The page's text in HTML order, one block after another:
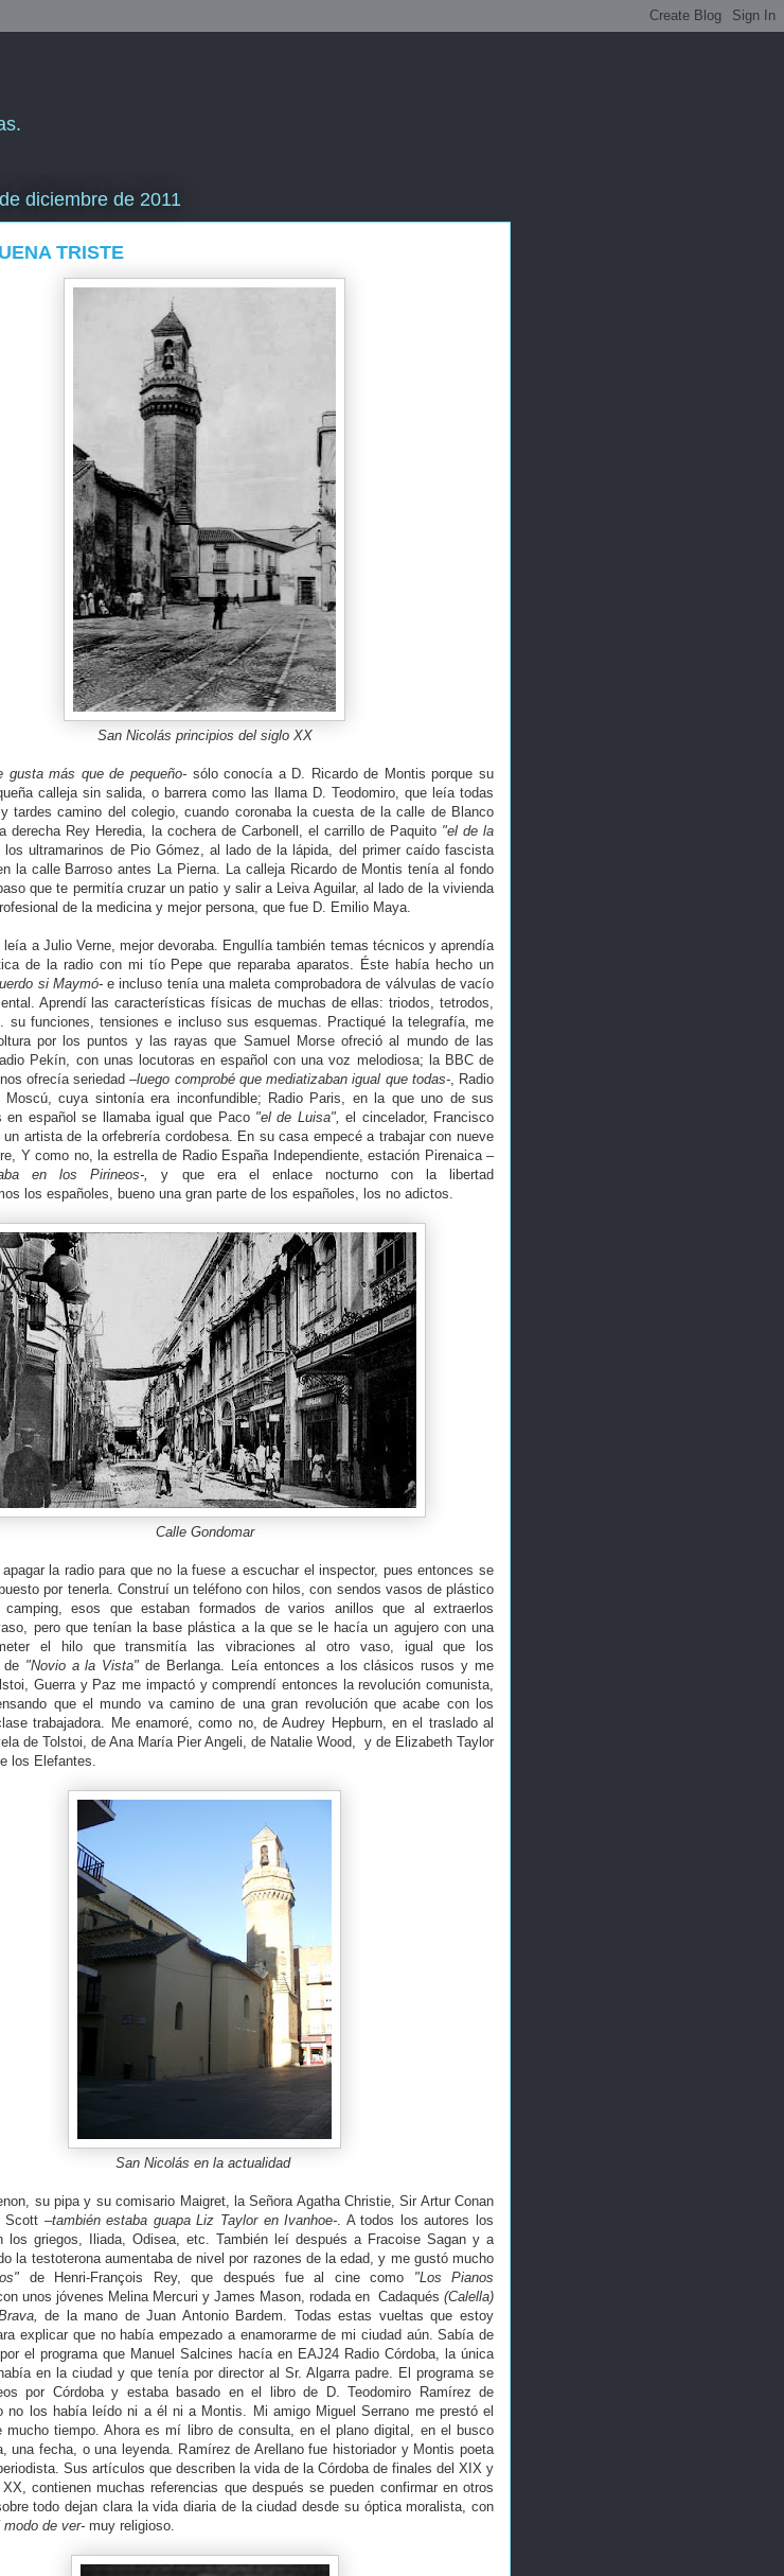
diciembre de 2011
TRISTE
San Nicolás principios del siglo XX
gusta más que de pequeño-sólo conocía a D. Ricardo de Montis porque su
calleja sin salida, o barrera como las llama D. Teodomiro, que leía todas
tardes camino del colegio, cuando coronaba la cuesta de la calle de Blanco
derecha Rey Heredia, la cochera de Carbonell, el carrillo de Paquito "el de la
los ultramarinos de Pio Gómez, al lado de la lápida, del primer caído fascista
la calle Barroso antes La Pierna. La calleja Ricardo de Montis tenía al fondo
que te permitía cruzar un patio y salir a Leiva Aguilar, al lado de la vivienda
de la medicina y mejor persona, que fue D. Emilio Maya.
leía a Julio Verne, mejor devoraba. Engullía también temas técnicos y aprendía
de la radio con mi tío Pepe que reparaba aparatos. Éste había hecho un
si Maymó-e incluso tenía una maleta comprobadora de válvulas de vacío
Aprendí las características físicas de muchas de ellas: triodos, tetrodos,
su funciones, tensiones e incluso sus esquemas. Practiqué la telegrafía, me
por los puntos y las rayas que Samuel Morse ofreció al mundo de las
Pekín, con unas locutoras en español con una voz melodiosa; la BBC de
ofrecía seriedad–luego comprobé que mediatizaban igual que todas-, Radio
Moscú, cuya sintonía era inconfundible; Radio Paris, en la que uno de sus
en español se llamaba igual que Paco "el de Luisa", el cincelador, Francisco
un artista de la orfebrería cordobesa. En su casa empecé a trabajar con nueve
Y como no, la estrella de Radio España Independiente, estación Pirenaica –
en los Pirineos-,
y que era el enlace nocturno con la libertad
los españoles, bueno una gran parte de los españoles, los no adictos.
Calle Gondomar
apagar la radio para que no la fuese a escuchar el inspector, pues entonces se
por tenerla. Construí un teléfono con hilos, con sendos vasos de plástico
camping, esos que estaban formados de varios anillos que al extraerlos
pero que tenían la base plástica a la que se le hacía un agujero con una
el hilo que transmitía las vibraciones al otro vaso, igual que los
de "Novio a la Vista" de Berlanga. Leía entonces a los clásicos rusos y me
Guerra y Paz me impactó y comprendí entonces la revolución comunista,
que el mundo va camino de una gran revolución que acabe con los
trabajadora. Me enamoré, como no, de Audrey Hepburn, en el traslado al
de Tolstoi, de Ana María Pier Angeli, de Natalie Wood, y de Elizabeth Taylor
los Elefantes.
San Nicolás en la actualidad
su pipa y su comisario Maigret, la Señora Agatha Christie, Sir Artur Conan
Scott –también estaba guapa Liz Taylor en Ivanhoe-. A todos los autores los
los griegos, Iliada, Odisea, etc. También leí después a Fracoise Sagan y a
la testoterona aumentaba de nivel por razones de la edad, y me gustó mucho
de Henri-François Rey, que después fue al cine como "Los Pianos
unos jóvenes Melina Mercuri y James Mason, rodada en Cadaqués (Calella)
de la mano de Juan Antonio Bardem. Todas estas vueltas que estoy
explicar que no había empezado a enamorarme de mi ciudad aún. Sabía de
el programa que Manuel Salcines hacía en EAJ24 Radio Córdoba, la única
en la ciudad y que tenía por director al Sr. Algarra padre. El programa se
por Córdoba y estaba basado en el libro de D. Teodomiro Ramírez de
no los había leído ni a él ni a Montis. Mi amigo Miguel Serrano me prestó el
mucho tiempo. Ahora es mí libro de consulta, en el plano digital, en el busco
una fecha, o una leyenda. Ramírez de Arellano fue historiador y Montis poeta
Sus artículos que describen la vida de la Córdoba de finales del XIX y
contienen muchas referencias que después se pueden confirmar en otros
todo dejan clara la vida diaria de la ciudad desde su óptica moralista, con
de ver- muy religioso.